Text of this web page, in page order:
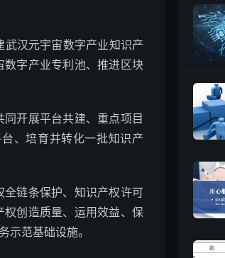
汉元宇宙数字产业知识产
字产业专利池、推进区块
开展平台共建、重点项目
、培育并转化一批知识产
链条保护、知识产权许可
创造质量、运用效益、保
范基础设施。